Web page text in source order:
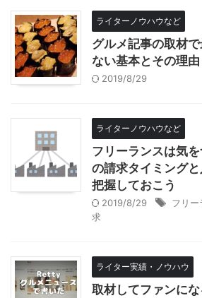
ライターノウハウなど
グルメ記事の取材
ない基本とその理由
2019/8/29
ライターノウハウなど
フリーランスは気
の請求タイミング
把握しておこう
2019/8/29 フリー
求
ライター実績・ノウハウ
取材してファンに